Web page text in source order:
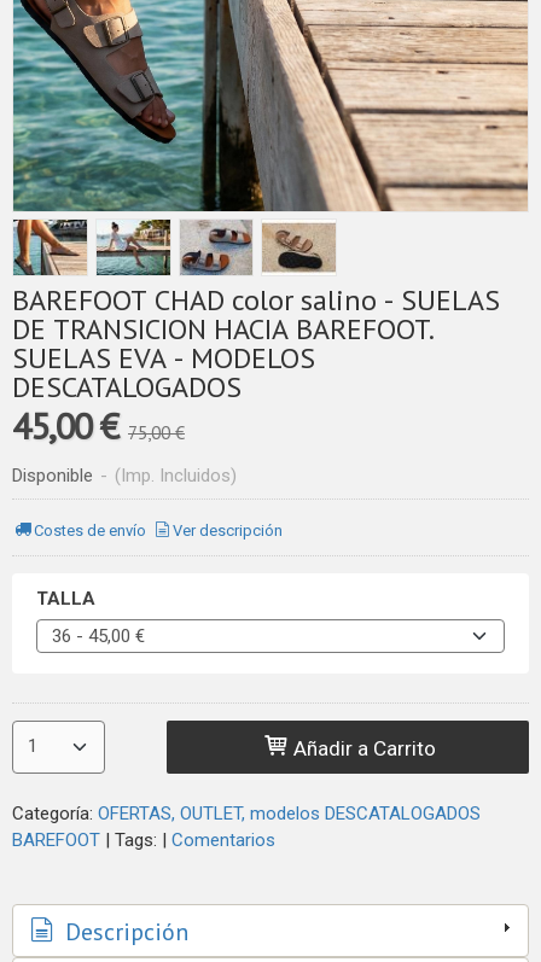
BAREFOOT CHAD color salino - SUELAS
DE TRANSICION HACIA BAREFOOT.
SUELAS EVA - MODELOS
DESCATALOGADOS
45,00 € 75,00 €
Disponible - (Imp. Incluidos)
Costes de envío Ver descripción
TALLA
Añadir a Carrito
Categoría: OFERTAS, OUTLET, modelos DESCATALOGADOS
BAREFOOT | Tags: | Comentarios
Descripción